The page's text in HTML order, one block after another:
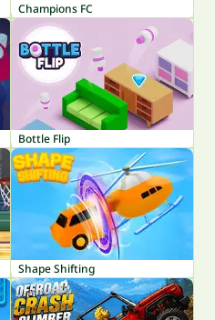
Champions FC
Bottle Flip
Shape Shifting